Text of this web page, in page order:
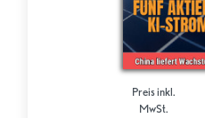
Preis inkl.
MwSt.